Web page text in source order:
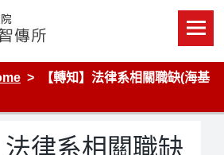
學系-智慧財產暨科技法律研究所
【轉知】法律系相關職缺(海基
法律系相關職缺